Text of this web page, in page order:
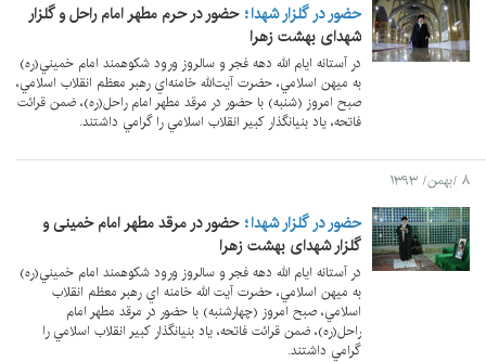
حضور در گلزار شهدا حضور در حرم مطهر امام راحل و گلزار
شهدای بهشت زهرا
در آستانه ایام الله دهه فجر و سالروز ورود شکوهمند امام خميني(ره)
به ميهن اسلامي، حضرت آيت‌الله خامنه‌اي رهبر معظم انقلاب اسلامي،
صبح امروز (شنبه) با حضور در مرقد مطهر امام راحل(ره)، ضمن قرائت
فاتحه، ياد بنيانگذار کبیر انقلاب اسلامي را گرامي داشتند.
۸ /بهمن/ ۱۳۹۳
حضور در گلزار شهدا حضور در مرقد مطهر امام خمینی و
گلزار شهدای بهشت زهرا
در آستانه ایام الله دهه فجر و سالروز ورود شکوهمند امام خميني(ره)
به ميهن اسلامي، حضرت آيت الله خامنه اي رهبر معظم انقلاب
اسلامي، صبح امروز (چهارشنبه) با حضور در مرقد مطهر امام
راحل(ره)، ضمن قرائت فاتحه، ياد بنيانگذار کبیر انقلاب اسلامي را
گرامي داشتند.